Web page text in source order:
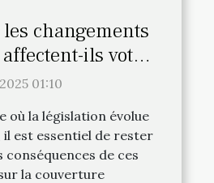
changements
ils votre
mutuelle ?
01:10
où la législation évolue
est essentiel de rester
de ces
la couverture